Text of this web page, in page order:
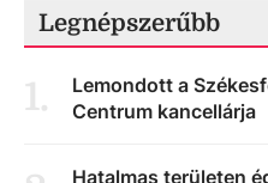
Legnépszerűbb
1.
Lemondott a
Centrum kancellárja
Hatalmas területen